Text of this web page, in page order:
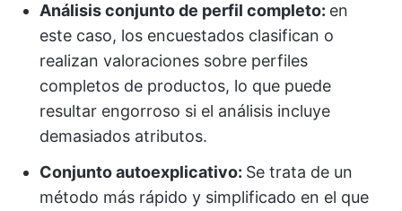
Análisis conjunto de perfil completo: en
este caso, los encuestados clasifican o
realizan valoraciones sobre perfiles
completos de productos, lo que puede
resultar engorroso si el análisis incluye
demasiados atributos.
Conjunto autoexplicativo: Se trata de un
método más rápido y simplificado en el que